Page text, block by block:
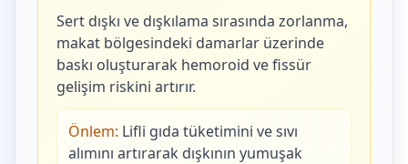
Sert dışkı ve dışkılama sırasında zorlanma,
makat bölgesindeki damarlar üzerinde
baskı oluşturarak hemoroid ve fissür
gelişim riskini artırır.
Önlem: Lifli gıda tüketimini ve sıvı
alımını artırarak dışkının yumuşak